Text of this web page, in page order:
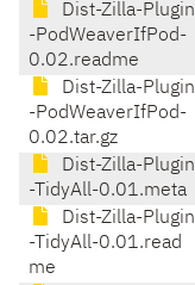
Dist-Zilla-Plugin
-PodWeaverIfPod-
0.02.readme
Dist-Zilla-Plugin
-PodWeaverIfPod-
0.02.tar.gz
Dist-Zilla-Plugin
-TidyAll-0.01.meta
Dist-Zilla-Plugin
-TidyAll-0.01.read
me